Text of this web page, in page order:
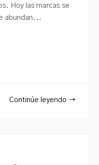
Hoy las marcas se
abundan...
Continúe leyendo →